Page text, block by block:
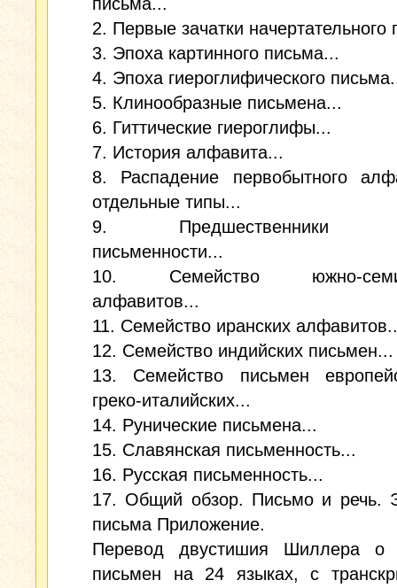
2. Первые зачатки начертательного
3. Эпоха картинного письма...
4. Эпоха гиероглифического
5. Клинообразные письмена...
6. Гиттические гиероглифы...
7. История алфавита...
8. Распадение первобытного
отдельные типы...
9. Предшественники
письменности...
10. Семейство южно-
алфавитов...
11. Семейство иранских
12. Семейство индийских письмен...
13. Семейство письмен
греко-италийских...
14. Рунические письмена...
15. Славянская письменность...
16. Русская письменность...
17. Общий обзор. Письмо и речь.
письма Приложение.
Перевод двустишия Шиллера о
письмен на 24 языках, с